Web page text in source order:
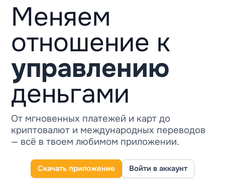
Меняем
отношение к
управлению
деньгами
От мгновенных платежей и карт до
криптовалют и международных переводов
— всё в твоем любимом приложении.
Скачать приложение Войти в аккаунт